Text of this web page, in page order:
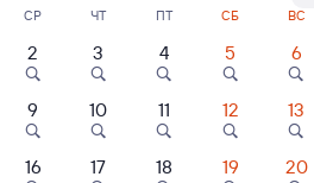
СР ЧТ ПТ СБ ВС
2 3 4 5 6
9 10 11 12 13
16 17 18 19 20